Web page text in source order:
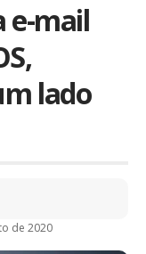
e-mail
lado
de 2020